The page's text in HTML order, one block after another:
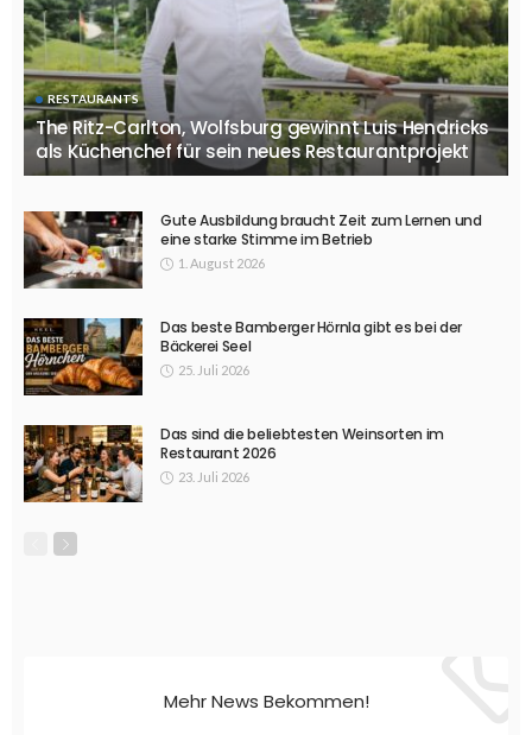
RESTAURANTS
The Ritz-Carlton, Wolfsburg gewinnt Luis Hendricks
als Küchenchef für sein neues Restaurantprojekt
Gute Ausbildung braucht Zeit zum Lernen und
eine starke Stimme im Betrieb
1. August 2026
Das beste Bamberger Hörnla gibt es bei der
Bäckerei Seel
25. Juli 2026
Das sind die beliebtesten Weinsorten im
Restaurant 2026
23. Juli 2026
Mehr News Bekommen!